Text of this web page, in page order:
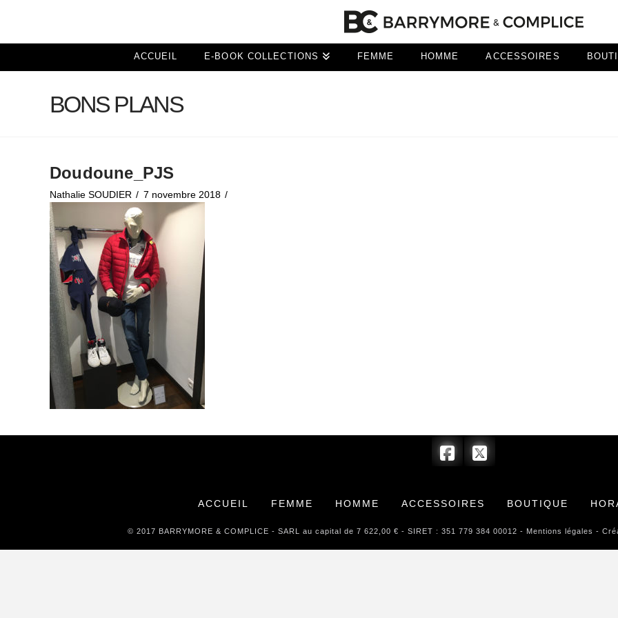
ACCUEIL E-BOOK COLLECTIONS FEMME HOMME ACCESSOIRES
BONS PLANS
Doudoune_PJS
Nathalie SOUDIER 7 novembre 2018
ACCUEIL FEMME HOMME ACCESSOIRES BOUTIQUE
© 2017 BARRYMORE & COMPLICE - SARL au capital de 7 622,00 € - SIRET : 351 779 384 00012 - Mentions légales -